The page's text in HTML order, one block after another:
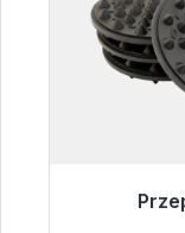
Gotowy